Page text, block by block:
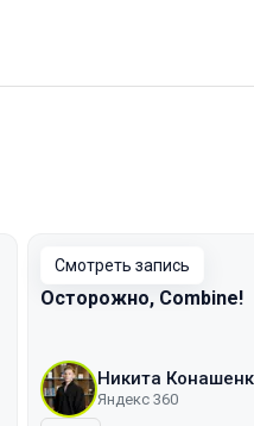
Смотреть запись
Осторожно, Combine!
Никита
Яндекс 360